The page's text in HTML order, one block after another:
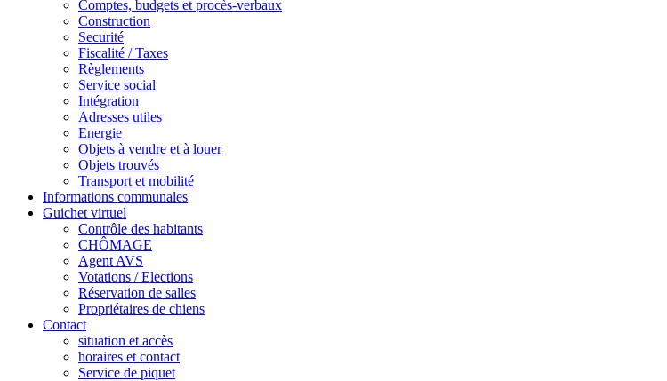
Comptes, budgets et procès-verbaux
Construction
Securité
Fiscalité / Taxes
Règlements
Service social
Intégration
Adresses utiles
Energie
Objets à vendre et à louer
Objets trouvés
Transport et mobilité
Informations communales
Guichet virtuel
Contrôle des habitants
CHÔMAGE
Agent AVS
Votations / Elections
Réservation de salles
Propriétaires de chiens
Contact
situation et accès
horaires et contact
Service de piquet